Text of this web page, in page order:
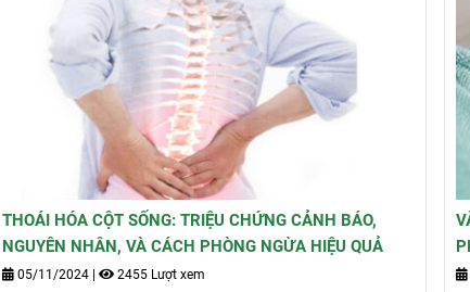
THOÁI HÓA CỘT SỐNG: TRIỆU CHỨNG CẢNH BÁO,
NGUYÊN NHÂN, VÀ CÁCH PHÒNG NGỪA HIỆU QUẢ
05/11/2024 2455 Lượt xem